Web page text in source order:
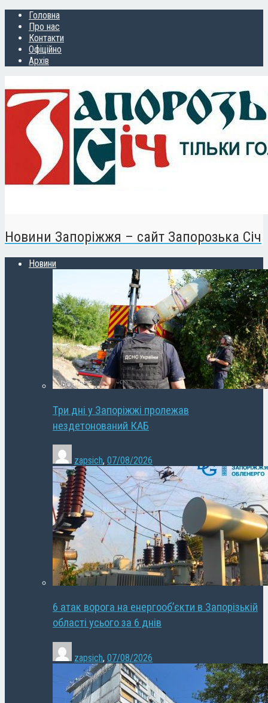
Головна
Про нас
Контакти
Офіційно
Архів
Новини Запоріжжя – сайт Запорозька Січ
Новини
Три дні у Запоріжжі пролежав
нездетонований КАБ
zapsich, 07/08/2026
6 атак ворога на енергооб’єкти в Запорізькій
області усього за 6 днів
zapsich, 07/08/2026